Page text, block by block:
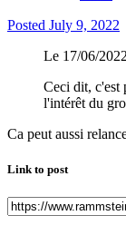
Posted July 9, 2022
Le 17/06/
Ceci dit, c'est
l'intérêt du
Ca peut aussi
Link to post